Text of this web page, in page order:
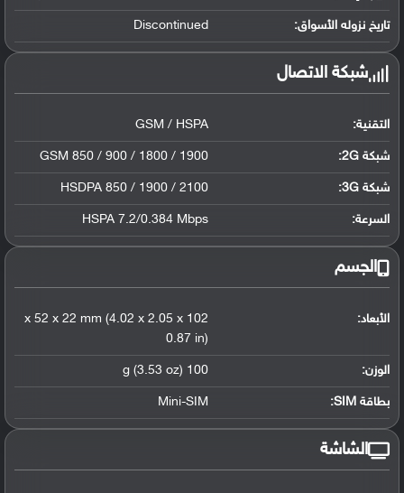
تاريخ نزوله الأسواق: Discontinued
شبكة الاتصال
التقنية: GSM / HSPA
شبكة 2G: GSM 850 / 900 / 1800 / 1900
شبكة 3G :
HSDPA 850 / 1900 / 2100
السرعة: HSPA 7.2/0.384 Mbps
الجسم
الأبعاد:
102 x 52 x 22 mm (4.02 x 2.05 x
0.87 in)
الوزن: 100 g (3.53 oz)
بطاقة SIM: Mini-SIM
الشاشة